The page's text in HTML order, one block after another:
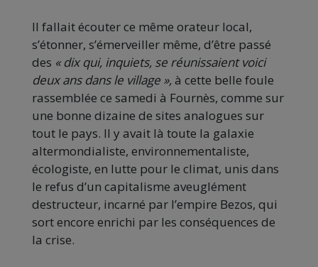
Il fallait écouter ce même orateur local,
s’étonner, s’émerveiller même, d’être passé
des « dix qui, inquiets, se réunissaient voici
deux ans dans le village »,à cette belle foule
rassemblée ce samedi à Fournès, comme sur
une bonne dizaine de sites analogues sur
tout le pays. Il y avait là toute la galaxie
altermondialiste, environnementaliste,
écologiste, en lutte pour le climat, unis dans
le refus d’un capitalisme aveuglément
destructeur, incarné par l’empire Bezos, qui
sort encore enrichi par les conséquences de
la crise.